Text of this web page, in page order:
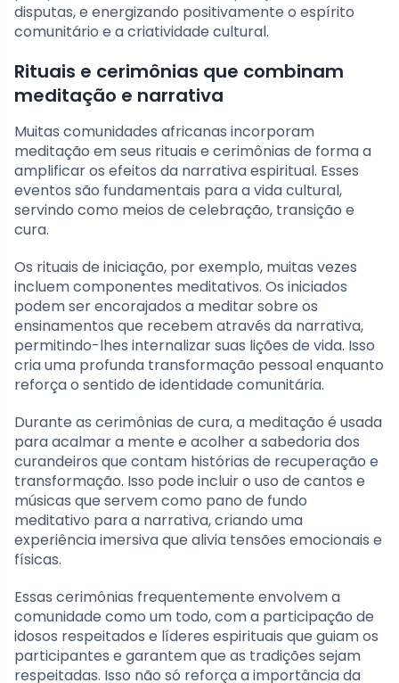
disputas, e energizando positivamente o espírito
comunitário e a criatividade cultural.
Rituais e cerimônias que combinam
meditação e narrativa
Muitas comunidades africanas incorporam
meditação em seus rituais e cerimônias de forma a
amplificar os efeitos da narrativa espiritual. Esses
eventos são fundamentais para a vida cultural,
servindo como meios de celebração, transição e
cura.
Os rituais de iniciação, por exemplo, muitas vezes
incluem componentes meditativos. Os iniciados
podem ser encorajados a meditar sobre os
ensinamentos que recebem através da narrativa,
permitindo-lhes internalizar suas lições de vida. Isso
cria uma profunda transformação pessoal enquanto
reforça o sentido de identidade comunitária.
Durante as cerimônias de cura, a meditação é usada
para acalmar a mente e acolher a sabedoria dos
curandeiros que contam histórias de recuperação e
transformação. Isso pode incluir o uso de cantos e
músicas que servem como pano de fundo
meditativo para a narrativa, criando uma
experiência imersiva que alivia tensões emocionais e
físicas.
Essas cerimônias frequentemente envolvem a
comunidade como um todo, com a participação de
idosos respeitados e líderes espirituais que guiam os
participantes e garantem que as tradições sejam
respeitadas. Isso não só reforça a importância da